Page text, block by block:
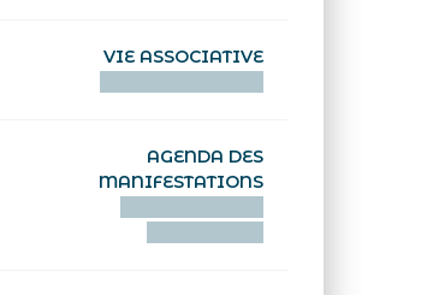
VIE ASSOCIATIVE
AGENDA DES
MANIFESTATIONS